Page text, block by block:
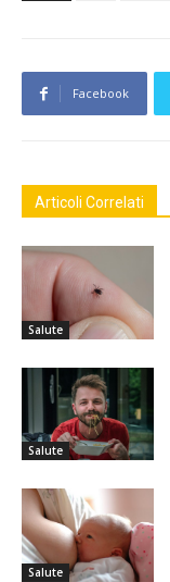
Facebook
Articoli Correlati
Salute
Salute
Salute